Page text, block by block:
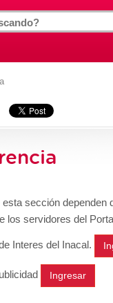
esta sección dependen
los servidores del
Interes del Inacal.
Ingresar